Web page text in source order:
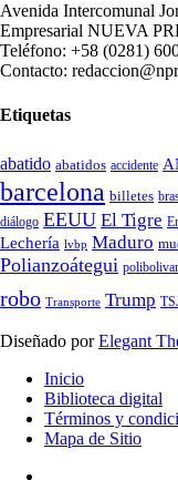
Avenida Intercomunal
Empresarial NUEVA
Teléfono: +58 (0281)
Contacto:
Etiquetas
abatido abatidos accidente
barcelona billetes
diálogo EEUU El Tigre
Lechería lvbp Maduro
Polianzoátegui polibolivar
robo Transporte Trump
Diseñado porElegant
Inicio
Biblioteca digital
Términos y
Mapa de Sitio